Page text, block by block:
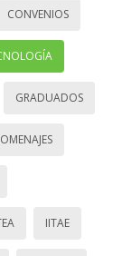
CONVENIOS
GRADUADOS
IITAE